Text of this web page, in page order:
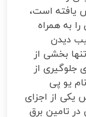
یافته است،
به همراه
دیدن
بخشی از
جلوگیری از
یو پی
یکی از اجزای
تامین برق